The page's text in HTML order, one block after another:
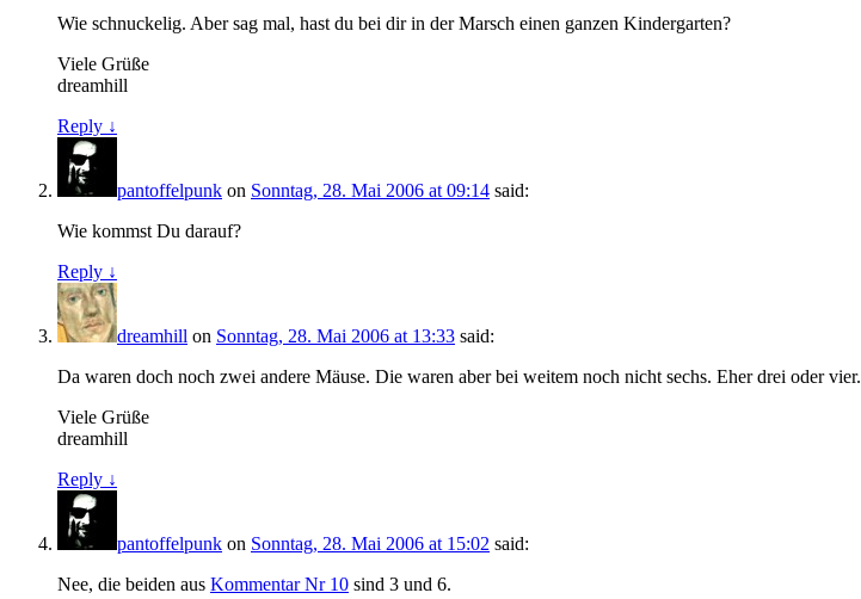
Wie schnuckelig. Aber sag mal, hast du bei dir in der Marsch einen ganzen Kindergarten?
Viele Grüße
dreamhill
Reply ↓
pantoffelpunk on Sonntag, 28. Mai 2006 at 09:14 said:
Wie kommst Du darauf?
Reply ↓
dreamhill on Sonntag, 28. Mai 2006 at 13:33 said:
Da waren doch noch zwei andere Mäuse. Die waren aber bei weitem noch nicht sechs. Eher drei oder vier.
Viele Grüße
dreamhill
Reply ↓
pantoffelpunk on Sonntag, 28. Mai 2006 at 15:02 said:
Nee, die beiden aus Kommentar Nr 10 sind 3 und 6.